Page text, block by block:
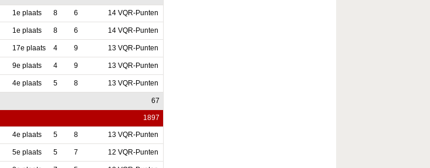
1e plaats 8 6 14 VQR-Punten
1e plaats 8 6 14 VQR-Punten
17e plaats 4 9 13 VQR-Punten
9e plaats 4 9 13 VQR-Punten
4e plaats 5 8 13 VQR-Punten
67
1897
4e plaats 5 8 13 VQR-Punten
5e plaats 5 7 12 VQR-Punten